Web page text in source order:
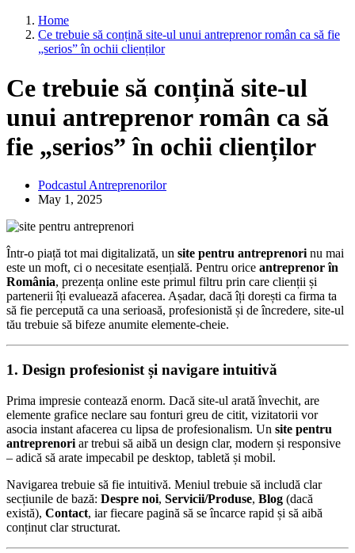
Home
Ce trebuie să conțină site-ul unui antreprenor român ca să fie
„serios” în ochii clienților
Ce trebuie să conțină site-ul
unui antreprenor român ca să
fie „serios” în ochii clienților
Podcastul Antreprenorilor
May 1, 2025
Într-o piață tot mai digitalizată, un site pentru antreprenori nu mai
este un moft, ci o necesitate esențială. Pentru orice antreprenor în
România, prezența online este primul filtru prin care clienții și
partenerii îți evaluează afacerea. Așadar, dacă îți dorești ca firma ta
să fie percepută ca una serioasă, profesionistă și de încredere, site-ul
tău trebuie să bifeze anumite elemente-cheie.
1. Design profesionist și navigare intuitivă
Prima impresie contează enorm. Dacă site-ul arată învechit, are
elemente grafice neclare sau fonturi greu de citit, vizitatorii vor
asocia instant afacerea cu lipsa de profesionalism. Un site pentru
antreprenori ar trebui să aibă un design clar, modern și responsive
– adică să arate impecabil pe desktop, tabletă și mobil.
Navigarea trebuie să fie intuitivă. Meniul trebuie să includă clar
secțiunile de bază: Despre noi, Servicii/Produse, Blog (dacă
există), Contact, iar fiecare pagină să se încarce rapid și să aibă
conținut clar structurat.